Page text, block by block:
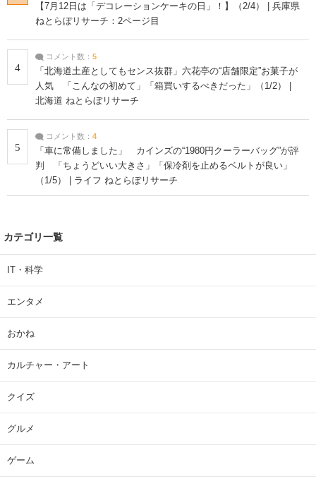
【7月12日は「デコレーションケーキの日」！】（2/4） | 兵庫県
ねとらぼリサーチ：2ページ目
4
コメント数： 5
「北海道土産としてもセンス抜群」六花亭の“店舗限定”お菓子が
人気 「こんなの初めて」「箱買いするべきだった」（1/2） |
北海道 ねとらぼリサーチ
5
コメント数： 4
「車に常備しました」 カインズの“1980円クーラーバッグ”が評
判 「ちょうどいい大きさ」「保冷剤を止めるベルトが良い」
（1/5） | ライフ ねとらぼリサーチ
カテゴリ一覧
IT・科学
エンタメ
おかね
カルチャー・アート
クイズ
グルメ
ゲーム